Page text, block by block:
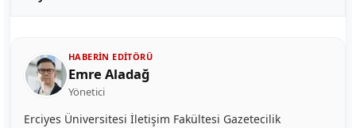
HABERIN EDITÖRÜ
Emre Aladağ
Yönetici
Erciyes Üniversitesi İletişim Fakültesi Gazetecilik